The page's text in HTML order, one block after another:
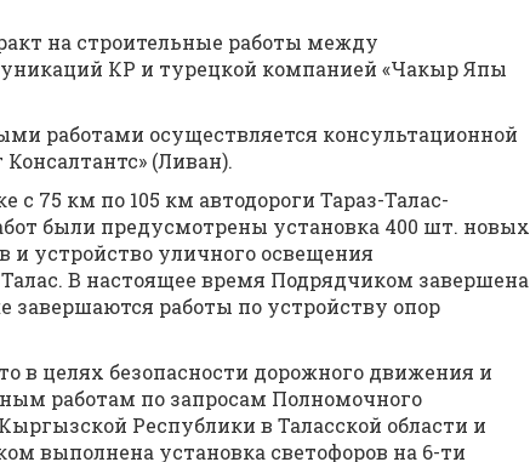
на строительные работы между
КР и турецкой компанией «Чакыр Япы
работами осуществляется консультационной
(Ливан).
с 75 км по 105 км автодороги Тараз-Талас-
были предусмотрены установка 400 шт. новых
устройство уличного освещения
В настоящее время Подрядчиком завершена
завершаются работы по устройству опор
в целях безопасности дорожного движения и
работам по запросам Полномочного
Республики в Таласской области и
выполнена установка светофоров на 6-ти